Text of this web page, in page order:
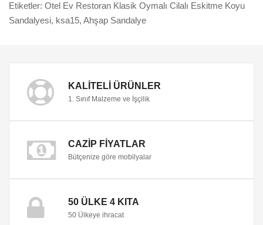
Etiketler: Otel Ev Restoran Klasik Oymalı Cilalı Eskitme Koyu
Sandalyesi, ksa15, Ahşap Sandalye
KALITELI ÜRÜNLER
1. Sınıf Malzeme ve İşçilik
CAZIP FIYATLAR
Bütçenize göre mobilyalar
50 ÜLKE 4 KITA
50 Ülkeye ihracat